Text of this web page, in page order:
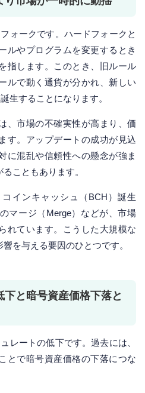
ォークです。ハードフォークと
ルやプログラムを変更するとき
指します。このとき、旧ルール
ルで動く通貨が分かれ、新しい
生することになります。
、市場の不確実性が高まり、価
す。アップデートの成功が見込
に混乱や信頼性への懸念が強ま
こともあります。
インキャッシュ（BCH）誕生
マージ（Merge）などが、市場
れています。こうした大規模な
を与える要因のひとつです。
と暗号資産価格下落と
レートの低下です。過去には、
とで暗号資産価格の下落につな